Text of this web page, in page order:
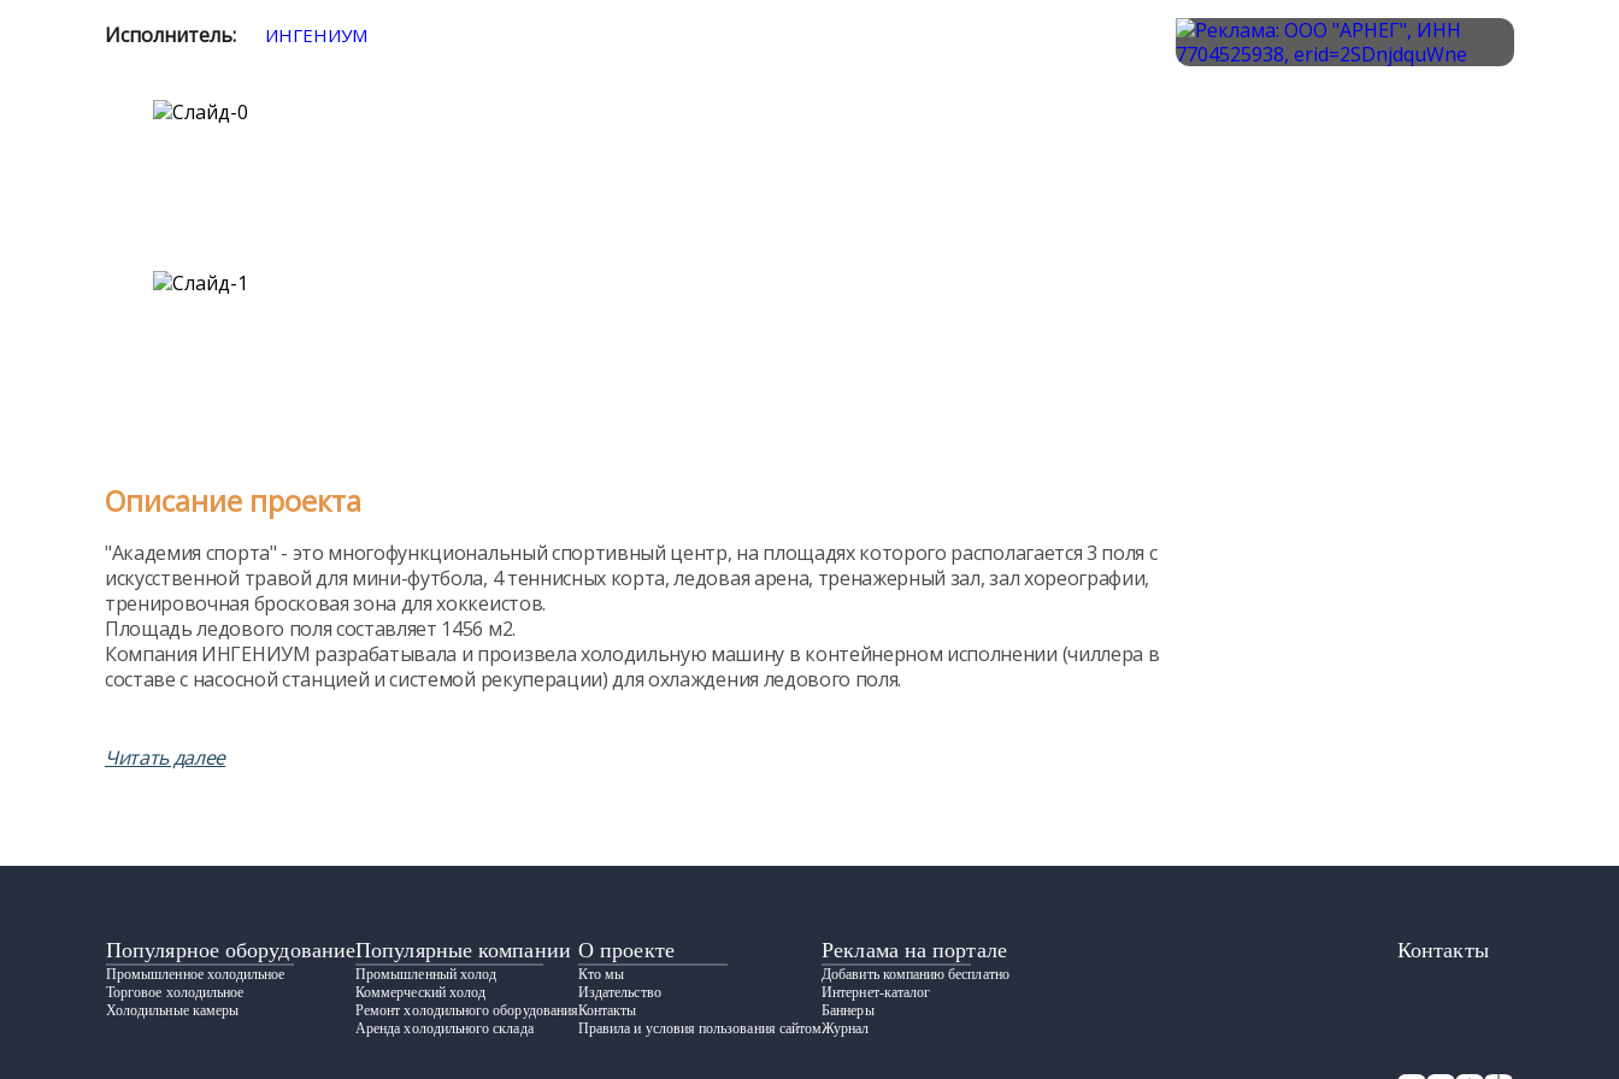
Исполнитель: ИНГЕНИУМ
Описание проекта
"Академия спорта" - это многофункциональный спортивный центр, на площадях которого располагается 3 поля с
искусственной травой для мини-футбола, 4 теннисных корта, ледовая арена, тренажерный зал, зал хореографии,
тренировочная бросковая зона для хоккеистов.
Площадь ледового поля составляет 1456 м2.
Компания ИНГЕНИУМ разрабатывала и произвела холодильную машину в контейнерном исполнении (чиллера в
составе с насосной станцией и системой рекуперации) для охлаждения ледового поля.
Читать далее
Популярное оборудование
Промышленное холодильное
Торговое холодильное
Холодильные камеры
Популярные компании
Промышленный холод
Коммерческий холод
Ремонт холодильного оборудования
Аренда холодильного склада
О проекте
Кто мы
Издательство
Контакты
Правила и условия пользования сайтом
Реклама на портале
Добавить компанию бесплатно
Интернет-каталог
Баннеры
Журнал
Контакты